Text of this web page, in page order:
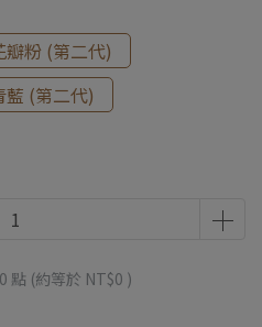
瓣粉 (第二代)
藍 (第二代)
0 點 (約等於 NT$0 )